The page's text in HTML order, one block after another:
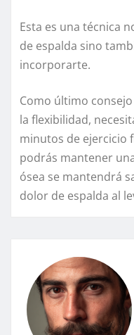
Esta es una técnica
de espalda sino
incorporarte.
Como último
la flexibilidad,
minutos de ejercicio
podrás mantener
ósea se mantendrá
dolor de espalda al